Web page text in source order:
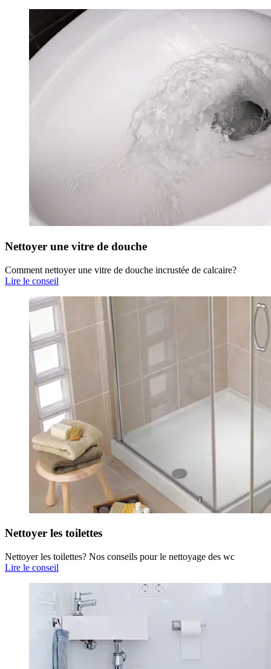
Nettoyer une vitre de douche
Comment nettoyer une vitre de douche incrustée de calcaire?
Lire le conseil
Nettoyer les toilettes
Nettoyer les toilettes? Nos conseils pour le nettoyage des wc
Lire le conseil